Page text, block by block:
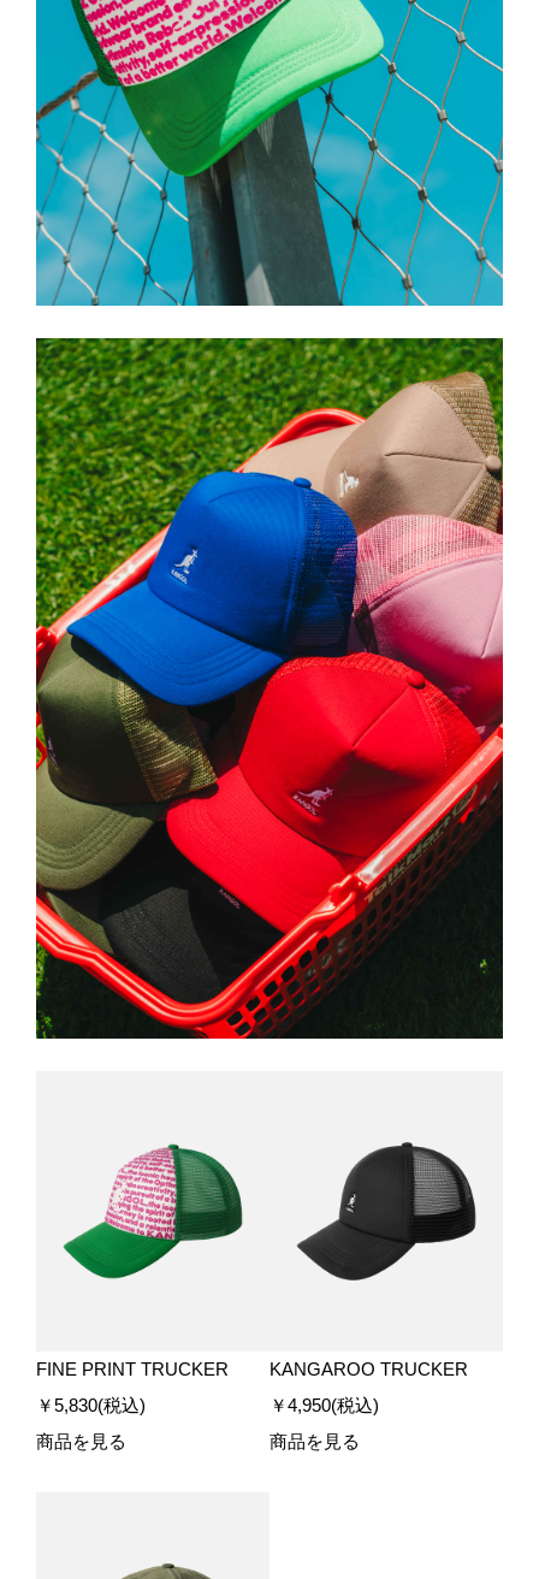
FINE PRINT TRUCKER
￥5,830(税込)
商品を見る
KANGAROO TRUCKER
￥4,950(税込)
商品を見る